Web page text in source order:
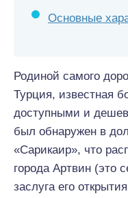
Основные
Родиной самого
Турция, известная
доступными и
был обнаружен в
«Сарикаир», что
города Артвин (это
заслуга его